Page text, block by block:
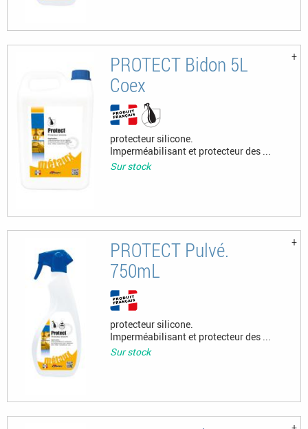
PROTECT Bidon 5L
Coex
protecteur silicone.
Imperméabilisant et protecteur des ...
Sur stock
PROTECT Pulvé.
750mL
protecteur silicone.
Imperméabilisant et protecteur des ...
Sur stock